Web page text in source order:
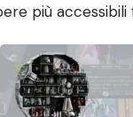
più accessibili